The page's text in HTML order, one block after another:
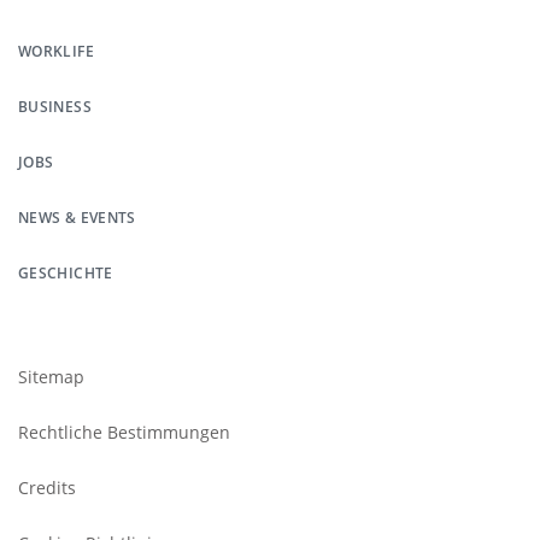
page
WORKLIFE
BUSINESS
JOBS
NEWS & EVENTS
GESCHICHTE
Sitemap
Rechtliche Bestimmungen
Credits